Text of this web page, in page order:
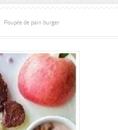
Poupée de pain burger